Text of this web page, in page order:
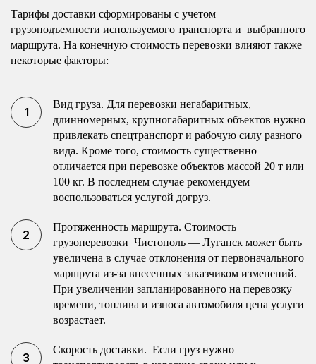
Тарифы доставки сформированы с учетом
грузоподъемности используемого транспорта и выбранного
маршрута. На конечную стоимость перевозки влияют также
некоторые факторы:
Вид груза. Для перевозки негабаритных,
длинномерных, крупногабаритных объектов нужно
привлекать спецтранспорт и рабочую силу разного
вида. Кроме того, стоимость существенно
отличается при перевозке объектов массой 20 т или
100 кг. В последнем случае рекомендуем
воспользоваться услугой догруз.
Протяженность маршрута. Стоимость
грузоперевозки Чистополь — Луганск может быть
увеличена в случае отклонения от первоначального
маршрута из-за внесенных заказчиком изменений.
При увеличении запланированного на перевозку
времени, топлива и износа автомобиля цена услуги
возрастает.
Скорость доставки. Если груз нужно